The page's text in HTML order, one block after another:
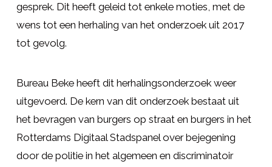
gesprek. Dit heeft geleid tot enkele moties, met de
wens tot een herhaling van het onderzoek uit 2017
tot gevolg.
Bureau Beke heeft dit herhalingsonderzoek weer
uitgevoerd. De kern van dit onderzoek bestaat uit
het bevragen van burgers op straat en burgers in het
Rotterdams Digitaal Stadspanel over bejegening
door de politie in het algemeen en discriminatoir